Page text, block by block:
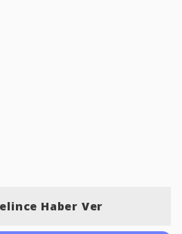
Haber Ver